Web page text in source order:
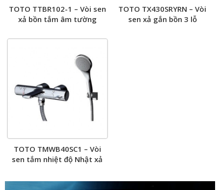
TOTO TTBR102-1 – Vòi sen
xả bồn tắm âm tường
TOTO TX430SRYRN – Vòi
sen xả gắn bồn 3 lỗ
TOTO TMWB40SC1 – Vòi
sen tắm nhiệt độ Nhật xả